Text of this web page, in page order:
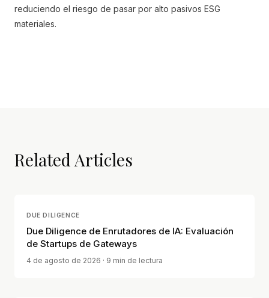
reduciendo el riesgo de pasar por alto pasivos ESG
materiales.
Related Articles
DUE DILIGENCE
Due Diligence de Enrutadores de IA: Evaluación
de Startups de Gateways
4 de agosto de 2026 · 9 min de lectura